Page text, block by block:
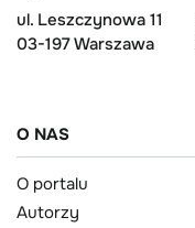
ul. Leszczynowa 11
03-197 Warszawa
O NAS
O portalu
Autorzy